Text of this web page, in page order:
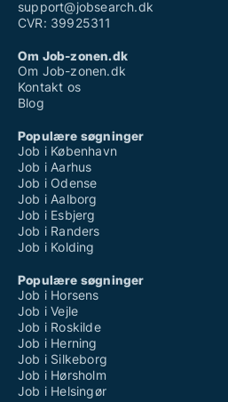
support@jobsearch.dk
CVR: 39925311
Om Job-zonen.dk
Om Job-zonen.dk
Kontakt os
Blog
Populære søgninger
Job i København
Job i Aarhus
Job i Odense
Job i Aalborg
Job i Esbjerg
Job i Randers
Job i Kolding
Populære søgninger
Job i Horsens
Job i Vejle
Job i Roskilde
Job i Herning
Job i Silkeborg
Job i Hørsholm
Job i Helsingør